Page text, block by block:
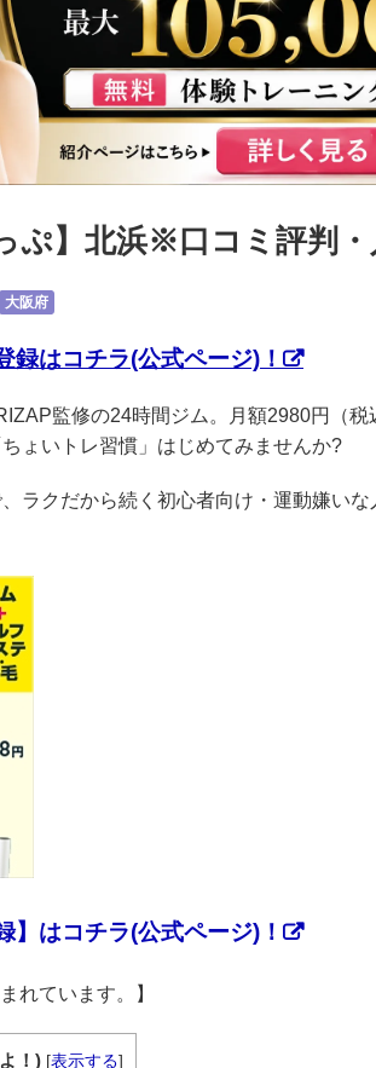
ぷ】北浜※口コミ評判
大阪府
録はコチラ(公式ページ)！
監修の24時間ジム。月額2980円（税
ょいトレ習慣」はじめてみませんか?
ラクだから続く初心者向け・運動嫌い
】はコチラ(公式ページ)！
れています。】
！) [表示する]